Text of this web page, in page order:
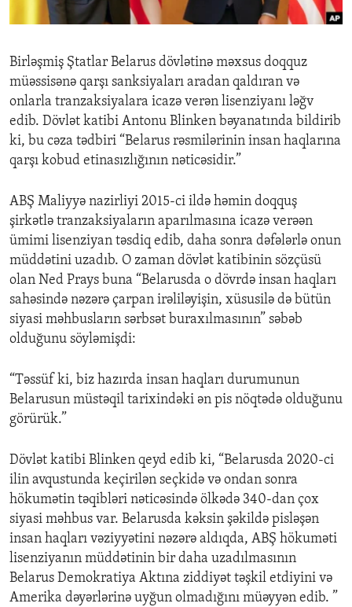
ENVIRONMENT AND HEALTH
Birləşmiş Ştatlar Belarus dövlətinə məxsus doqquz
müəssisənə qarşı sanksiyaları aradan qaldıran və
onlarla tranzaksiyalara icazə verən lisenziyanı ləğv
edib. Dövlət katibi Antonu Blinken bəyanatında bildirib
ki, bu cəza tədbiri “Belarus rəsmilərinin insan haqlarına
qarşı kobud etinasızlığının nəticəsidir.”
ABŞ Maliyyə nazirliyi 2015-ci ildə həmin doqquş
şirkətlə tranzaksiyaların aparılmasına icazə verəən
ümimi lisenziyan təsdiq edib, daha sonra dəfələrlə onun
müddətini uzadıb. O zaman dövlət katibinin sözçüsü
olan Ned Prays buna “Belarusda o dövrdə insan haqları
sahəsində nəzərə çarpan irəliləyişin, xüsusilə də bütün
siyasi məhbusların sərbsət buraxılmasının” səbəb
olduğunu söyləmişdi:
“Təssüf ki, biz hazırda insan haqları durumunun
Belarusun müstəqil tarixindəki ən pis nöqtədə olduğunu
görürük.”
Dövlət katibi Blinken qeyd edib ki, “Belarusda 2020-ci
ilin avqustunda keçirilən seçkidə və ondan sonra
hökumətin təqibləri nəticəsində ölkədə 340-dan çox
siyasi məhbus var. Belarusda kəksin şəkildə pisləşən
insan haqları vəziyyətini nəzərə aldıqda, ABŞ hökuməti
lisenziyanın müddətinin bir daha uzadılmasının
Belarus Demokratiya Aktına ziddiyət təşkil etdiyini və
Amerika dəyərlərinə uyğun olmadığını müəyyən edib. ”